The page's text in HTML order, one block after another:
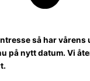
så har
på nytt datum. Vi